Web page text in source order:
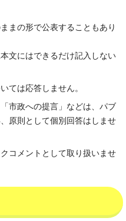
まの形で公表することもあり
文にはできるだけ記入しない
ては応答しません。
市政への提言」などは、パブ
原則として個別回答はしませ
コメントとして取り扱いませ